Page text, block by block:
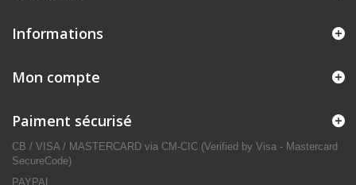
Informations
Mon compte
Paiment sécurisé
CB / VISA / MASTERCARD via CM-CIC (Verified by Visa - Mastercard
SecureCode)
PAYPAL